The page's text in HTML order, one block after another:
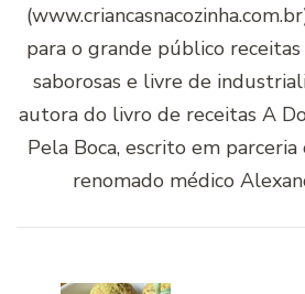
para o grande público
saborosas e livre de
autora do livro de receitas A
Pela Boca, escrito em
renomado médico